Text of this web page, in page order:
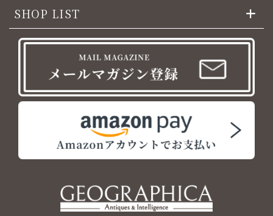
SHOP LIST